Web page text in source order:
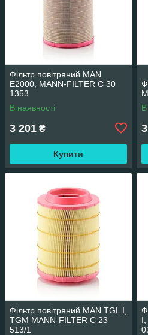
Фільтр повітряний MAN
E2000, MANN-FILTER C 30
1353
В наявності
3 201 ₴
Купити
В
Фільтр повітряний MAN TGL I,
TGM MANN-FILTER C 23
513/1